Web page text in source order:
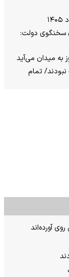
سخنگوی دولت:
به میدان می‌آید
تمام
آورده‌اند